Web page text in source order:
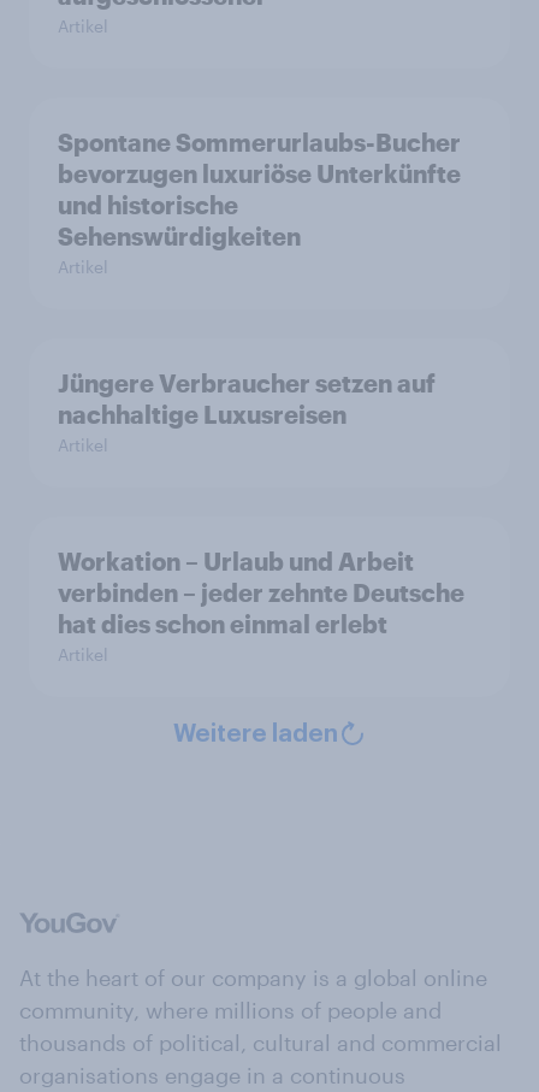
Artikel
Spontane Sommerurlaubs-Bucher
bevorzugen luxuriöse Unterkünfte
und historische
Sehenswürdigkeiten
Artikel
Jüngere Verbraucher setzen auf
nachhaltige Luxusreisen
Artikel
Workation – Urlaub und Arbeit
verbinden – jeder zehnte Deutsche
hat dies schon einmal erlebt
Artikel
Weitere laden
At the heart of our company is a global online
community, where millions of people and
thousands of political, cultural and commercial
organisations engage in a continuous